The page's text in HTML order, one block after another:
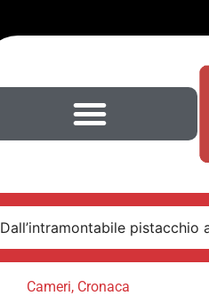
Dall’intramontabile
Cameri, Cronaca